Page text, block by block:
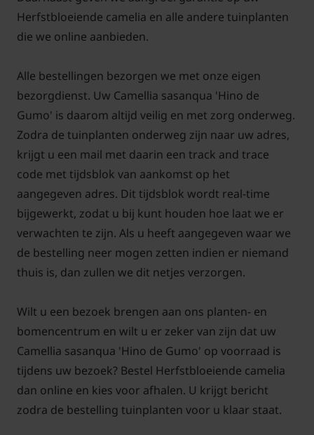
Herfstbloeiende camelia en alle andere tuinplanten
die we online aanbieden.
Alle bestellingen bezorgen we met onze eigen
bezorgdienst. Uw Camellia sasanqua 'Hino de
Gumo' is daarom altijd veilig en met zorg onderweg.
Zodra de tuinplanten onderweg zijn naar uw adres,
krijgt u een mail met daarin een track and trace
code met tijdsblok van aankomst op het
aangegeven adres. Dit tijdsblok wordt real-time
bijgewerkt, zodat u bij kunt houden hoe laat we er
verwachten te zijn. Als u heeft aangegeven waar we
de bestelling neer mogen zetten indien er niemand
thuis is, dan zullen we dit netjes verzorgen.
Wilt u een bezoek brengen aan ons planten- en
bomencentrum en wilt u er zeker van zijn dat uw
Camellia sasanqua 'Hino de Gumo' op voorraad is
tijdens uw bezoek? Bestel Herfstbloeiende camelia
dan online en kies voor afhalen. U krijgt bericht
zodra de bestelling tuinplanten voor u klaar staat.